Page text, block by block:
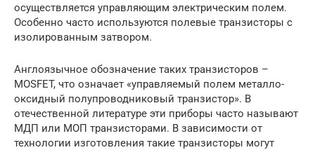
осуществляется управляющим электрическим полем.
Особенно часто используются полевые транзисторы с
изолированным затвором.
Англоязычное обозначение таких транзисторов –
MOSFET, что означает «управляемый полем металло-
оксидный полупроводниковый транзистор». В
отечественной литературе эти приборы часто называют
МДП или МОП транзисторами. В зависимости от
технологии изготовления такие транзисторы могут